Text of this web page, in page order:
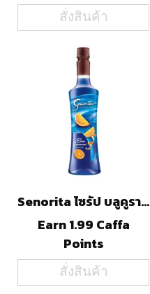
สั่งสินค้า
Senorita ไซรัป บลูคูราโซ่(750ml)
Earn 1.99 Caffa
Points
สั่งสินค้า